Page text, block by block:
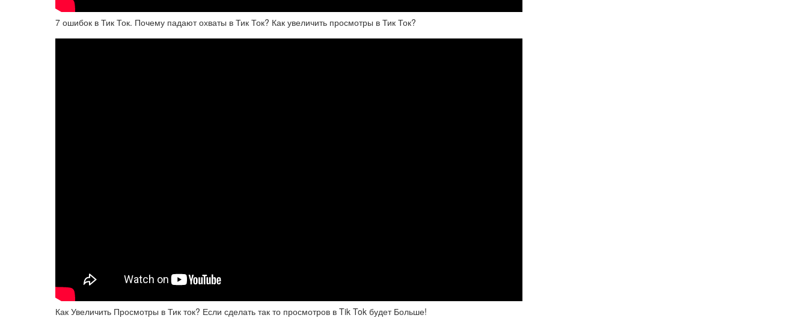
7 ошибок в Тик Ток. Почему падают охваты в Тик Ток? Как увеличить просмотры в Тик Ток?
Как Увеличить Просмотры в Тик ток? Если сделать так то просмотров в Tik Tok будет Больше!